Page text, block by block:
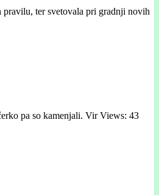
ter svetovala pri gradnji novih
pa so kamenjali. Vir Views: 43